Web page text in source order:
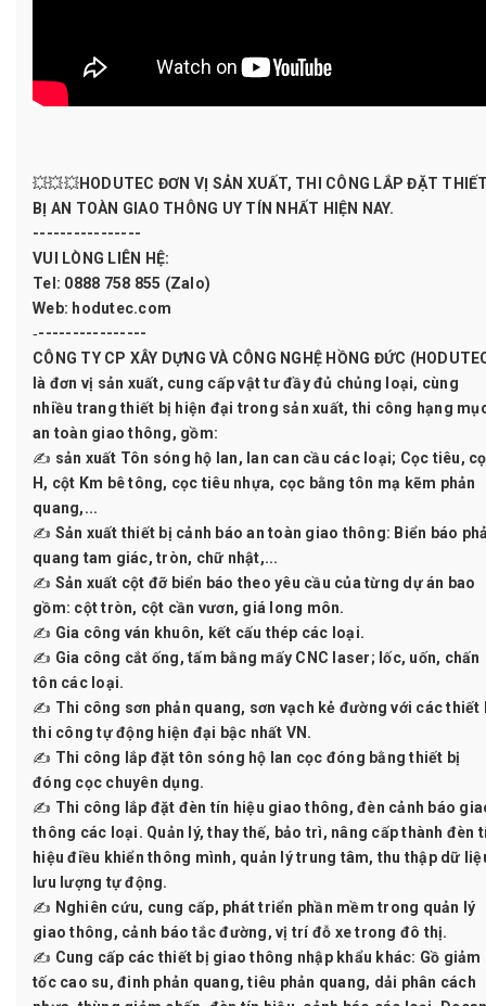
💥💥💥HODUTEC ĐƠN VỊ SẢN XUẤT, THI CÔNG LẮP ĐẶT
BỊ AN TOÀN GIAO THÔNG UY TÍN NHẤT HIỆN NAY.
----------------
VUI LÒNG LIÊN HỆ:
Tel: 0888 758 855 (Zalo)
Web: hodutec.com
‐----------------
CÔNG TY CP XÂY DỰNG VÀ CÔNG NGHỆ HỒNG ĐỨC
là đơn vị sản xuất, cung cấp vật tư đầy đủ chủng loại, cùng
nhiều trang thiết bị hiện đại trong sản xuất, thi công hạng
an toàn giao thông, gồm:
✍ sản xuất Tôn sóng hộ lan, lan can cầu các loại; Cọc tiêu,
H, cột Km bê tông, cọc tiêu nhựa, cọc bằng tôn mạ kẽm phản
quang,...
✍ Sản xuất thiết bị cảnh báo an toàn giao thông: Biển báo
quang tam giác, tròn, chữ nhật,...
✍ Sản xuất cột đỡ biển báo theo yêu cầu của từng dự án bao
gồm: cột tròn, cột cần vươn, giá long môn.
✍ Gia công ván khuôn, kết cấu thép các loại.
✍ Gia công cắt ống, tấm bằng mấy CNC laser; lốc, uốn, chấn
tôn các loại.
✍ Thi công sơn phản quang, sơn vạch kẻ đường với các thiết
thi công tự động hiện đại bậc nhất VN.
✍ Thi công lắp đặt tôn sóng hộ lan cọc đóng bằng thiết bị
đóng cọc chuyên dụng.
✍ Thi công lắp đặt đèn tín hiệu giao thông, đèn cảnh báo
thông các loại. Quản lý, thay thế, bảo trì, nâng cấp thành đèn
hiệu điều khiển thông mình, quản lý trung tâm, thu thập dữ
lưu lượng tự động.
✍ Nghiên cứu, cung cấp, phát triển phần mềm trong quản lý
giao thông, cảnh báo tắc đường, vị trí đỗ xe trong đô thị.
✍ Cung cấp các thiết bị giao thông nhập khẩu khác: Gồ giảm
tốc cao su, đinh phản quang, tiêu phản quang, dải phân cách